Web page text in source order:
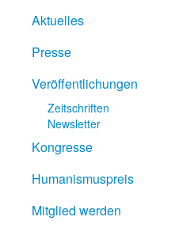
Aktuelles
Presse
Veröffentlichungen
Zeitschriften
Newsletter
Kongresse
Humanismuspreis
Mitglied werden